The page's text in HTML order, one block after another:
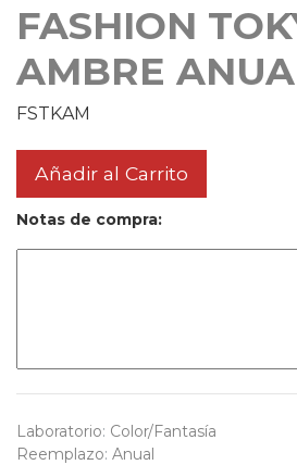
FASHION
AMBRE
FSTKAM
Añadir al Carrito
Notas de compra:
Laboratorio: Color/Fantasía
Reemplazo: Anual